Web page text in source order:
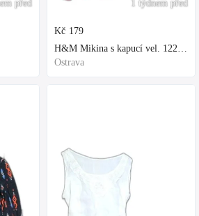
před 1 týdnem před
Kč 179
H&M Mikina s kapucí vel. 122 fialová
Ostrava